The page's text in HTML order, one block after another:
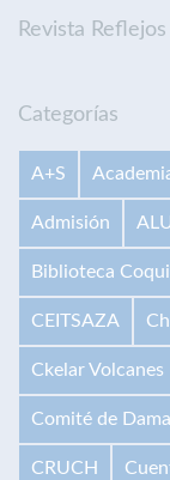
Revista Reflejos
Categorías
A+S
Admisión
Biblioteca
CEITSAZA
Ckelar Volcanes
Comité de Dama
CRUCH